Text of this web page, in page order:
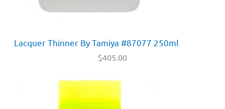
Lacquer Thinner By Tamiya #87077 250ml
$405.00